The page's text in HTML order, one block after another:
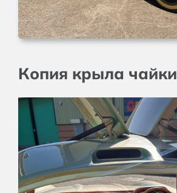
Копия крыла чайки